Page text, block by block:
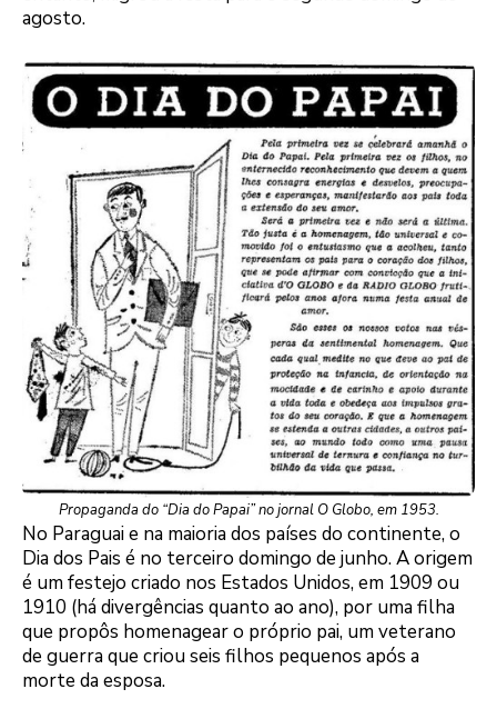
agosto.
Propaganda do “Dia do Papai” no jornal O Globo, em 1953.
No Paraguai e na maioria dos países do continente, o
Dia dos Pais é no terceiro domingo de junho. A origem
é um festejo criado nos Estados Unidos, em 1909 ou
1910 (há divergências quanto ao ano), por uma filha
que propôs homenagear o próprio pai, um veterano
de guerra que criou seis filhos pequenos após a
morte da esposa.